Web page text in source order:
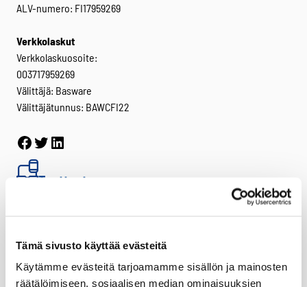
Tämä sivusto käyttää evästeitä
Käytämme evästeitä tarjoamamme sisällön ja mainosten
räätälöimiseen, sosiaalisen median ominaisuuksien
ALV-numero: FI17959269
Verkkolaskut
Verkkolaskuosoite:
003717959269
Välittäjä: Basware
Välittäjätunnus: BAWCFI22
Tuotteet
Uutuudet
Ajoneuvotelakat